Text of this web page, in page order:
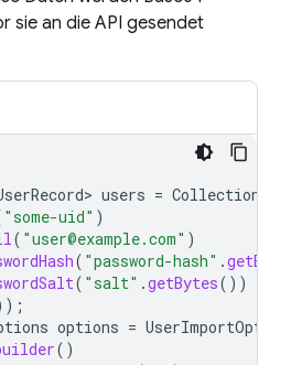
sie an die API gesendet
users = Collections
"some-uid" )
( "user@example.com" )
( "password-hash" .getBytes
( "salt" .getBytes())
options = UserImportOptions
()